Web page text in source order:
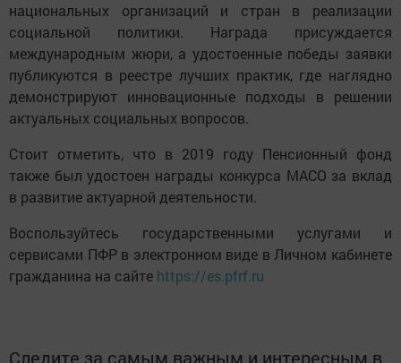
национальных организаций и стран в реализации
социальной политики. Награда присуждается
международным жюри, а удостоенные победы заявки
публикуются в реестре лучших практик, где наглядно
демонстрируют инновационные подходы в решении
актуальных социальных вопросов.
Стоит отметить, что в 2019 году Пенсионный фонд
также был удостоен награды конкурса МАСО за вклад
в развитие актуарной деятельности.
Воспользуйтесь государственными услугами и
сервисами ПФР в электронном виде в Личном кабинете
гражданина на сайте https://es.pfrf.ru
Следите за самым важным и интересным в